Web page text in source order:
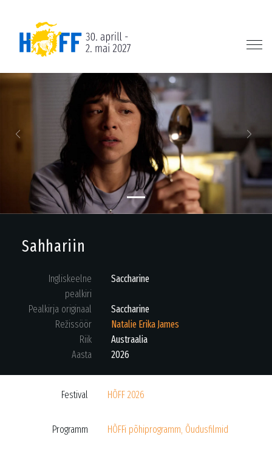
Next
Sahhariin
Ingliskeelne
pealkiri
Saccharine
Pealkirja originaal
Saccharine
Režissöör
Natalie Erika James
Riik
Austraalia
Aasta
2026
Festival HÕFF 2026
Programm HÕFFi põhiprogramm, Õudusfilmid